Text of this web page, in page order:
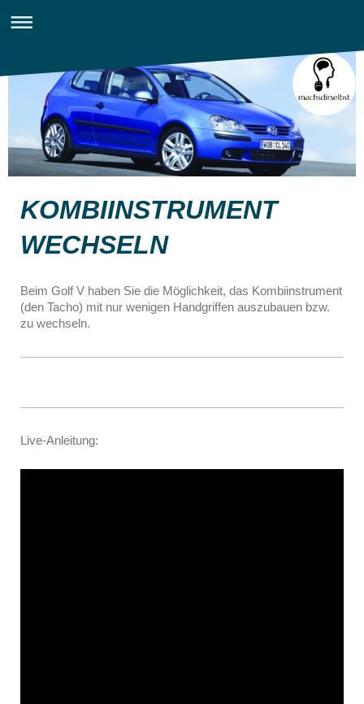
KOMBIINSTRUMENT
WECHSELN
Beim Golf V haben Sie die Möglichkeit, das Kombiinstrument
(den Tacho) mit nur wenigen Handgriffen auszubauen bzw.
zu wechseln.
Live-Anleitung: